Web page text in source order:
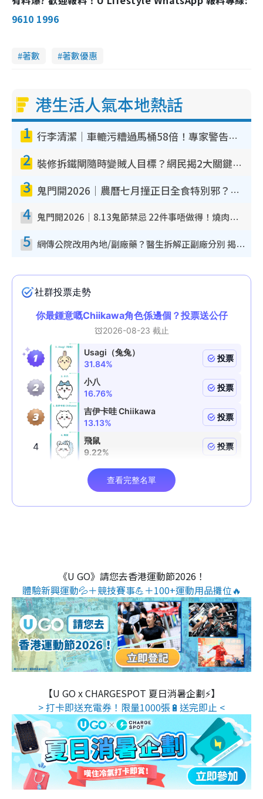
9610 1996
著數 著數優惠
港生活人氣本地熱話
1 行李清潔｜車轆污糟過馬桶58倍！專家警告忌用酒精抹 教1招免污手除菌
2 裝修拆鐵閘隨時變賊人目標？網民揭2大關鍵用途：裝新式等於白裝？附新舊鐵閘分別
3 鬼門開2026｜農曆七月撞正日全食特別邪？專家警告切忌做一事！揭4大禁忌+2招保平安
4 鬼門開2026｜8.13鬼節禁忌 22件事唔做得！燒肉、刺身要少食？半夜勿吹口哨/打呢個電話
5 網傳公院改用內地/副廠藥？醫生拆解正副廠分別 揭4類人換藥隨時出事
《U GO》請您去香港運動節2026！
體驗新興運動💦＋競技賽事💪＋100+運動用品攤位🔥
【U GO x CHARGESPOT 夏日消暑企劃⚡】
> 打卡即送充電券！限量1000張🔋送完即止 <